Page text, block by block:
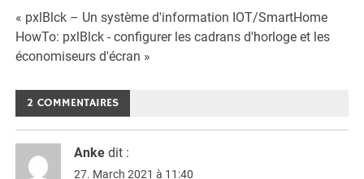
Beitrags-
Navigation
« pxlBlck – Un système d'information IOT/SmartHome
HowTo: pxlBlck - configurer les cadrans d'horloge et les
économiseurs d'écran »
2 COMMENTAIRES
Anke dit :
27. March 2021 à 11:40